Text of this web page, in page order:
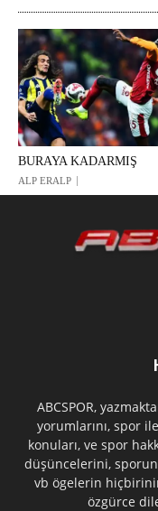
BURAYA KADARMIŞ
ALP ERALP
ABCSPOR,
yorumlarını, spor
konuları, ve spor
düşüncelerini,
vb ögelerin
özgürce